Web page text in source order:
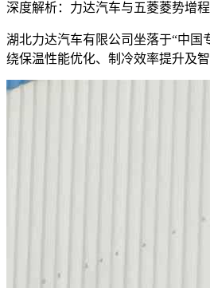
深度解析：力达汽车与五菱菱势增
湖北力达汽车有限公司坐落于“中
绕保温性能优化、制冷效率提升及